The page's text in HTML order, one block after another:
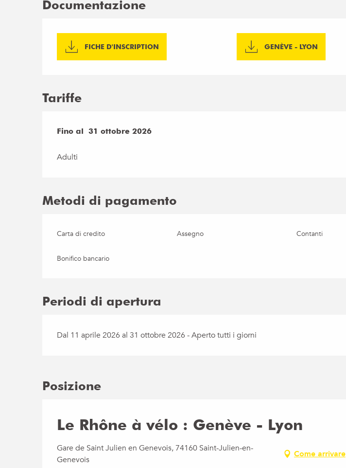
Documentazione
FICHE D'INSCRIPTION GENÈVE - LYON
Tariffe
Dal11 aprile 2026al31 ottobre 2026
Fino al 31 ottobre 2026
Adulti
Metodi di pagamento
Carta di credito Assegno Contanti
Bonifico bancario
Periodi di apertura
Dal 11 aprile 2026 al 31 ottobre 2026 - Aperto tutti i giorni
Posizione
Le Rhône à vélo : Genève - Lyon
Gare de Saint Julien en Genevois, 74160 Saint-Julien-en-
Genevois
Come arrivare